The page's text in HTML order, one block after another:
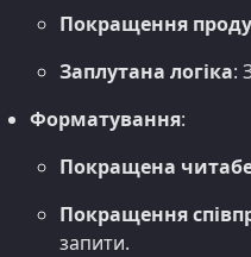
Покращення
Заплутана логіка:
Форматування:
Покращена
Покращення
запити.